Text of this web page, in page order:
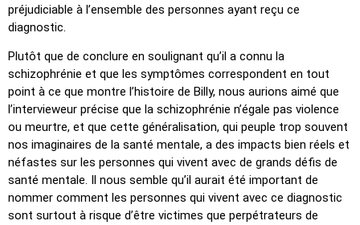
préjudiciable à l’ensemble des personnes ayant reçu ce
diagnostic.
Plutôt que de conclure en soulignant qu’il a connu la
schizophrénie et que les symptômes correspondent en tout
point à ce que montre l’histoire de Billy, nous aurions aimé que
l’intervieweur précise que la schizophrénie n’égale pas violence
ou meurtre, et que cette généralisation, qui peuple trop souvent
nos imaginaires de la santé mentale, a des impacts bien réels et
néfastes sur les personnes qui vivent avec de grands défis de
santé mentale. Il nous semble qu’il aurait été important de
nommer comment les personnes qui vivent avec ce diagnostic
sont surtout à risque d’être victimes que perpétrateurs de